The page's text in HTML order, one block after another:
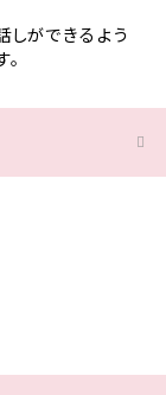
しができるよう